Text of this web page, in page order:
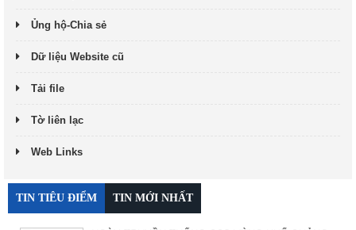
Ủng hộ-Chia sẻ
Dữ liệu Website cũ
Tải file
Tờ liên lạc
Web Links
TIN TIÊU ĐIỂM TIN MỚI NHẤT